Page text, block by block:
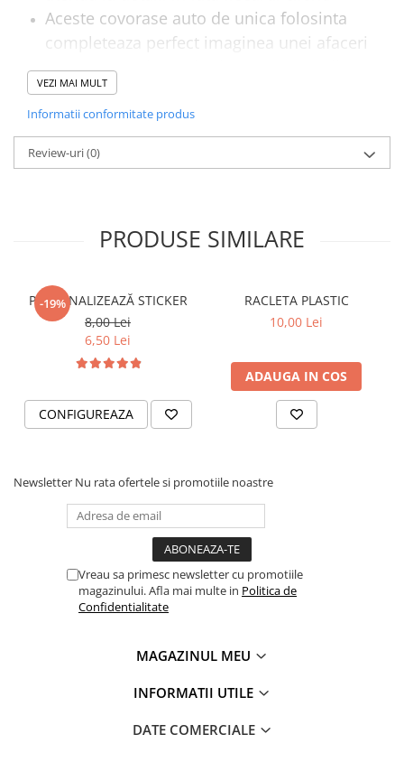
Aceste covorase auto de unica folosinta
completeaza perfect imaginea unei afaceri
curate, organizate si orientate spre calitate.
Se pot personaliza cu logo, numele firmei
sau datele de contact, astfel incat sa
contribuie si la promovarea brandului
dumneavoastra.
La noi gasiti covorase hartie auto
ore.
VEZI MAI MULT
Informatii conformitate produs
Review-uri(0)
PRODUSE SIMILARE
-19%
PERSONALIZEAZĂ STICKER
8,00 Lei
6,50 Lei
CONFIGUREAZA
RACLETA PLASTIC
10,00 Lei
ADAUGA IN COS
Newsletter Nu rata ofertele si promotiile noastre
Vreau sa primesc newsletter cu promotiile
magazinului. Afla mai multe in Politica de
Confidentialitate
MAGAZINUL MEU
INFORMATII UTILE
DATE COMERCIALE